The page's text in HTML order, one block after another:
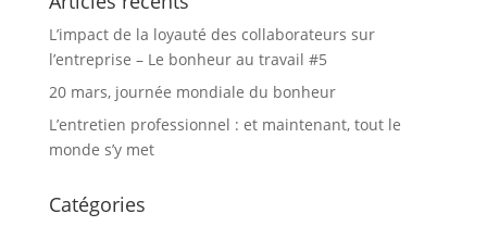
L’impact de la loyauté des collaborateurs sur
l’entreprise – Le bonheur au travail #5
20 mars, journée mondiale du bonheur
L’entretien professionnel : et maintenant, tout le
monde s’y met
Catégories